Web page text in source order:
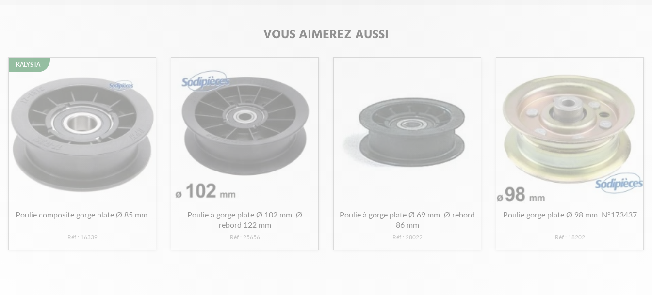
VOUS AIMEREZ AUSSI
Poulie composite gorge plate Ø 85 mm.
Réf : 16339
KALYSTA
Poulie à gorge plate Ø 102 mm. Ø
rebord 122 mm
Réf : 25656
Poulie à gorge plate Ø 69 mm. Ø rebord
86 mm
Réf : 28022
Poulie gorge plate Ø 98 mm. N°173437
Réf : 18202